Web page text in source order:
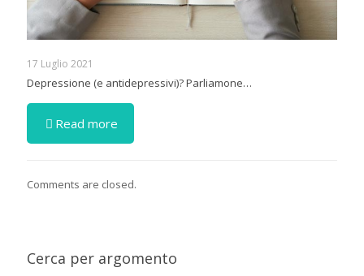
17 Luglio 2021
Depressione (e antidepressivi)? Parliamone…
Read more
Comments are closed.
Cerca per argomento